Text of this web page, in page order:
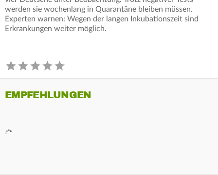
werden sie wochenlang in Quarantäne bleiben müssen.
Experten warnen: Wegen der langen Inkubationszeit sind
Erkrankungen weiter möglich.
EMPFEHLUNGEN